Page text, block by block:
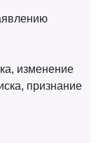
изменение
признание